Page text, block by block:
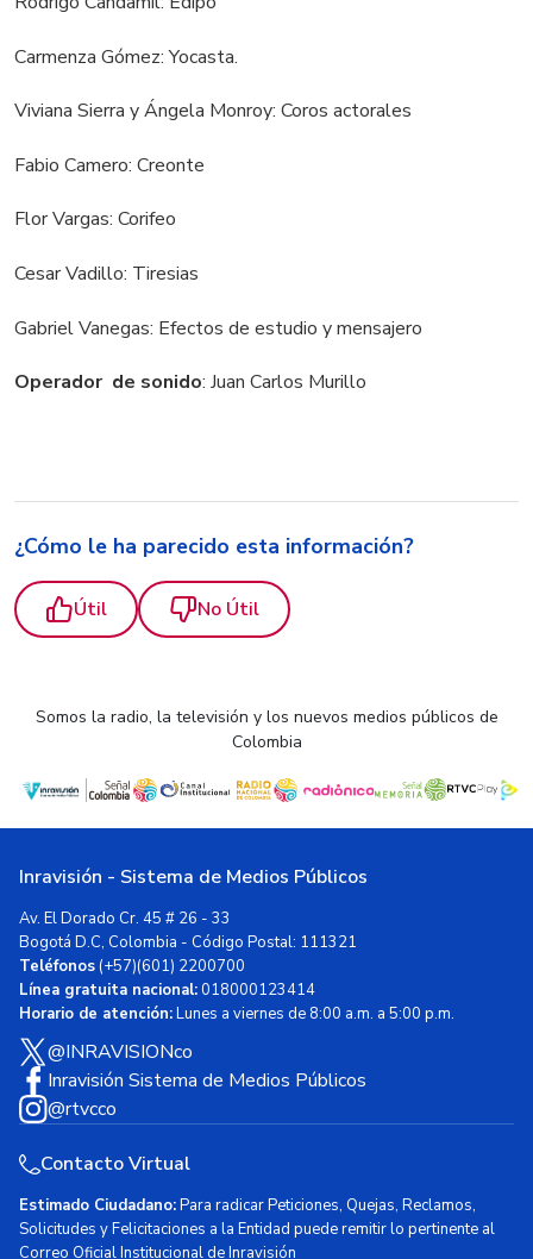
Carmenza Gómez: Yocasta.
Viviana Sierra y Ángela Monroy: Coros actorales
Fabio Camero: Creonte
Flor Vargas: Corifeo
Cesar Vadillo: Tiresias
Gabriel Vanegas: Efectos de estudio y mensajero
Operador de sonido: Juan Carlos Murillo
¿Cómo le ha parecido esta información?
Útil No Útil
Somos la radio, la televisión y los nuevos medios públicos de
Colombia
Inravisión - Sistema de Medios Públicos
Av. El Dorado Cr. 45 # 26 - 33
Bogotá D.C, Colombia - Código Postal: 111321
Teléfonos(+57)(601) 2200700
Línea gratuita nacional:018000123414
Horario de atención:Lunes a viernes de 8:00 a.m. a 5:00 p.m.
@INRAVISIONco
Inravisión Sistema de Medios Públicos
@rtvcco
Contacto Virtual
Estimado Ciudadano:Para radicar Peticiones, Quejas, Reclamos,
Solicitudes y Felicitaciones a la Entidad puede remitir lo pertinente al
Correo Oficial Institucional de Inravisión